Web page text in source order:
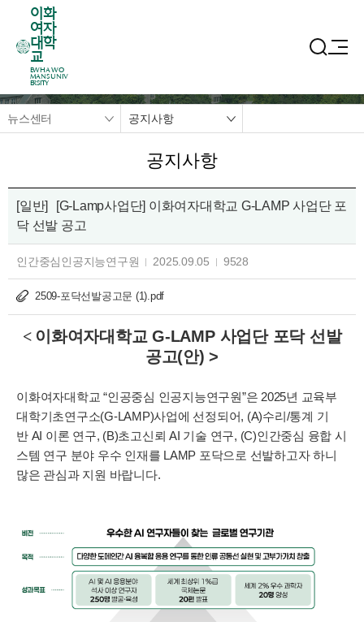
이화
여자
대학
교
EWHA WO
MANS UNIV
ERSITY
뉴스센터 공지사항
공지사항
[일반]
[G-Lamp사업단] 이화여자대학교 G-LAMP 사업단 포
닥 선발 공고
인간중심인공지능연구원 2025.09.05 9528
2509-포닥선발공고문 (1).pdf
< 이화여자대학교 G-LAMP 사업단 포닥 선발
공고(안) >
이화여자대학교“인공중심 인공지능연구원”은 2025년 교육부
대학기초연구소(G-LAMP)사업에 선정되어, (A)수리/통계 기
반 AI 이론 연구, (B)초고신뢰AI 기술 연구, (C)인간중심 융합 시
스템 연구 분야 우수 인재를 LAMP 포닥으로 선발하고자 하니
많은 관심과 지원 바랍니다.